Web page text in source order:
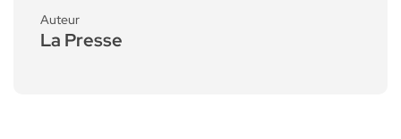
Auteur
La Presse